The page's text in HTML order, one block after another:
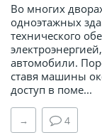
Во многих
одноэтажных
технического
автомобили.
ставя машины
доступ в поме...
→ 4